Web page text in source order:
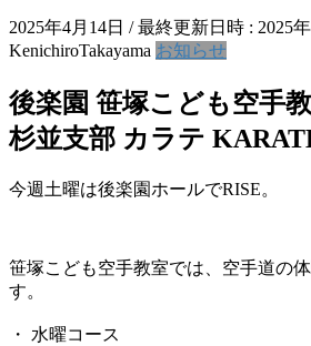
2025年4月14日 / 最終更新日時 : 2025
KenichiroTakayama お知らせ
後楽園 笹塚こども空手
杉並支部 カラテ
今週土曜は後楽園ホールでRISE。
笹塚こども空手教室では、空手道の
す。
・ 水曜コース